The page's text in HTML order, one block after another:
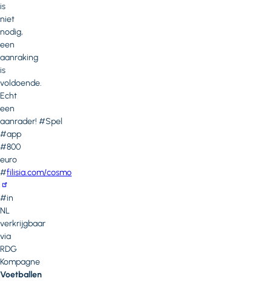
is
niet
nodig,
een
aanraking
is
voldoende.
Echt
een
aanrader! #Spel
#app
#800
euro
#filisia.com/cosmo
#in
NL
verkrijgbaar
via
RDG
Kompagne
Voetballen